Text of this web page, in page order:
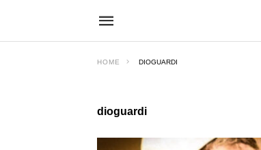
HOME DIOGUARDI
dioguardi